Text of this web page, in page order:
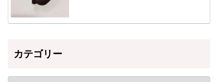
カテゴリー